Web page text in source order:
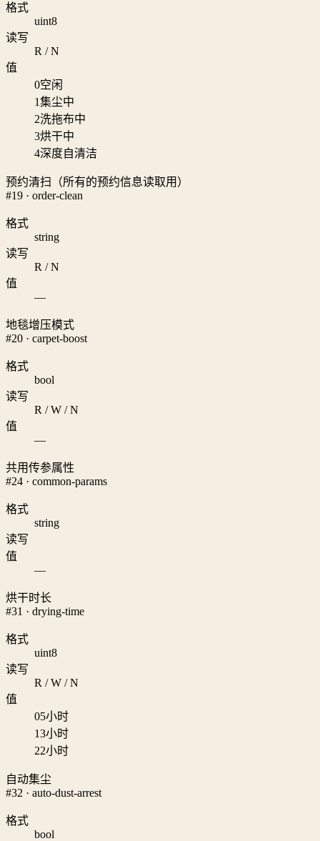
格式
uint8
读写
R / N
值
0空闲
1集尘中
2洗拖布中
3烘干中
4深度自清洁
预约清扫（所有的预约信息读取用）
#19 · order-clean
格式
string
读写
R / N
值
—
地毯增压模式
#20 · carpet-boost
格式
bool
读写
R / W / N
值
—
共用传参属性
#24 · common-params
格式
string
读写
值
—
烘干时长
#31 · drying-time
格式
uint8
读写
R / W / N
值
05小时
13小时
22小时
自动集尘
#32 · auto-dust-arrest
格式
bool